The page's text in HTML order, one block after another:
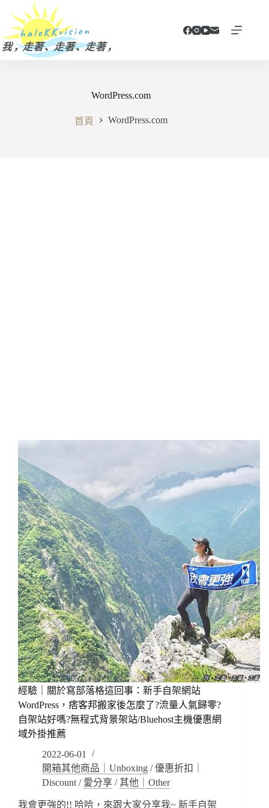
主
要
WordPress.com
首頁 WordPress.com
經驗｜關於寫部落格這回事：新手自架網站
WordPress，痞客邦搬家後怎麼了?流量人氣歸零?
自架站好嗎?無程式背景架站/Bluehost主機優惠網
域外掛推薦
2022-06-01
開箱其他商品｜Unboxing /優惠折扣｜
Discount / 愛分享 /其他｜Other
我會更強的!! 哈哈，來跟大家分享我~ 新手自架